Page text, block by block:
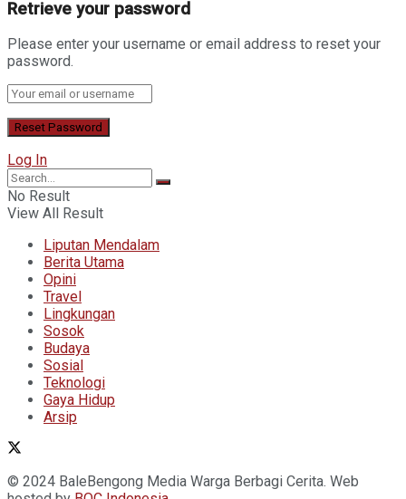
Retrieve your password
Please enter your username or email address to reset your
password.
Log In
No Result
View All Result
Liputan Mendalam
Berita Utama
Opini
Travel
Lingkungan
Sosok
Budaya
Sosial
Teknologi
Gaya Hidup
Arsip
© 2024 BaleBengong Media Warga Berbagi Cerita. Web